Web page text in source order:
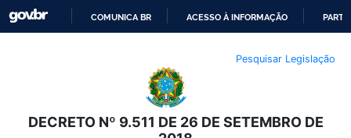
O
CONTEÚDO
COMUNICA BR ACESSO À INFORMAÇÃO
Pesquisar Legislação
DECRETO Nº 9.511 DE 26 DE SETEMBRO DE